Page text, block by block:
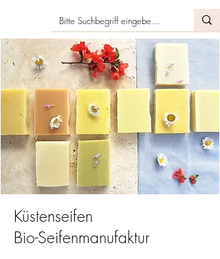
Küstenseifen
Bio-Seifenmanufaktur